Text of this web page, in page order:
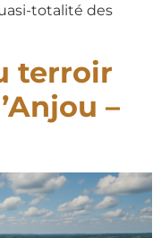
totalité des
terroir
–